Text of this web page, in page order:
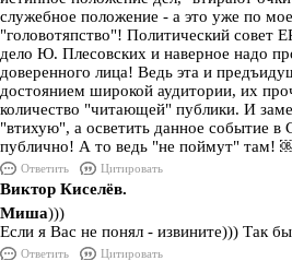
служебное положение - а это уже по
"головотяпство"! Политический совет
дело Ю. Плесовских и наверное надо
доверенного лица! Ведь эта и
достоянием широкой аудитории, их
количество "читающей" публики. И
"втихую", а осветить данное событие в
публично! А то ведь "не поймут" там!
Ответить
Цитировать
Виктор Киселёв.
Миша)))
Если я Вас не понял - извините))) Так
Ответить Цитировать